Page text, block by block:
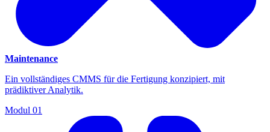
Maintenance
Ein vollständiges CMMS für die Fertigung konzipiert, mit
prädiktiver Analytik.
Modul 01